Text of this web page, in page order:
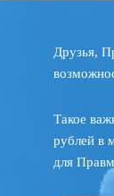
Друзья,
Такое
рублей в
для